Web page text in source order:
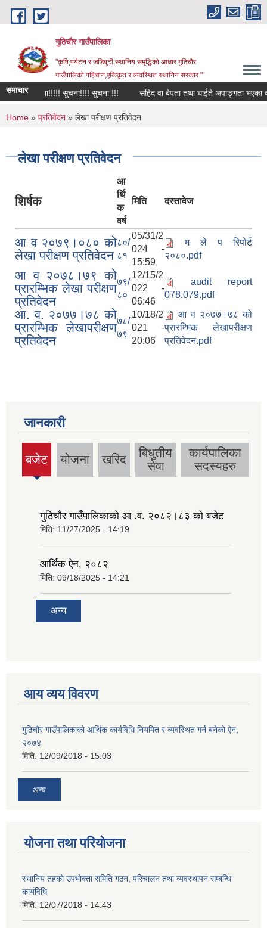
Skip to main content
गुठिचौर गाउँपालिका
"कृषि,पर्यटन र जडिबुटी,स्थानिय समृद्धिको आधार गुठिचौर
गाउँपालिको पहिचान,एकिकृत र व्यवस्थित स्थानिय सरकार "
समाचारसुचना!!!!! सुचना!!!! सुचना !!! सहिद वा बेपता तथा घाईते अपाङ्गता भएका
You are here
Home » प्रतिवेदन » लेखा परीक्षण प्रतिवेदन
लेखा परीक्षण प्रतिवेदन
शिर्षक
आ
र्थि
क
वर्ष
मिति दस्तावेज
आ व २०७९।०८० को
लेखा परीक्षण प्रतिवेदन
८०/
८१
05/31/2
024 -
15:59
म ले प रिपोर्ट
२०८०.pdf
आ व २०७८।७९ को
प्रारम्भिक लेखा परीक्षण
प्रतिवेदन
७९/
८०
12/15/2
022 -
06:46
audit report
078.079.pdf
आ. व. २०७७।७८ को
प्रारम्भिक लेखापरीक्षण
प्रतिवेदन
७८/
७९
10/18/2
021 -
20:06
आ व २०७७।७८ को
प्रारम्भिक लेखापरीक्षण
प्रतिवेदन.pdf
जानकारी
बजेट योजना खरिद
बिधुतीय
सेवा
कार्यपालिका
सदस्यहरु
गुठिचौर गाउँपालिकाको आ .व. २०८२।८३ को बजेट
मिति: 11/27/2025 - 14:19
आर्थिक ऐन, २०८२
मिति: 09/18/2025 - 14:21
अन्य
आय व्यय विवरण
गुठिचौर गाउँपालिकाको आर्थिक कार्यविधि नियमित र व्यवस्थित गर्न बनेको ऐन,
२०७४
मिति: 12/09/2018 - 15:03
अन्य
योजना तथा परियोजना
स्थानिय तहको उपभोक्ता समिति गठन, परिचालन तथा व्यवस्थापन सम्बन्धि
कार्यविधि
मिति: 12/07/2018 - 14:43